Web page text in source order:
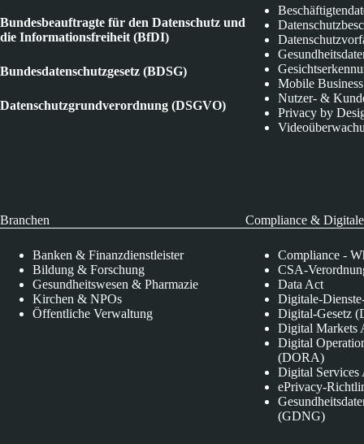
Bundesbeauftragte für den Datenschutz und
die Informationsfreiheit (BfDI)
Bundesdatenschutzgesetz (BDSG)
Datenschutzgrundverordnung (DSGVO)
Mobile Business
Nutzer- &
Privacy by
Branchen
Banken & Finanzdienstleister
Bildung & Forschung
Gesundheitswesen & Pharmazie
Kirchen & NPOs
Öffentliche Verwaltung
Compliance &
Compliance -
CSA-
Data Act
Digitale-
Digital-Gesetz
Digital Markets
Digital
(DORA)
Digital
ePrivacy-
(GDNG)